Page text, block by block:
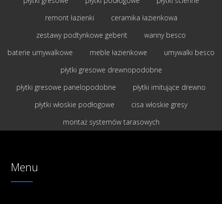
remont łazienki
ceramika łazienkowa
zestawy podtynkowe geberit
wanny besco
baterie umywalkowe
meble łazienkowe
umywalki besco
płytki gresowe drewnopodobne
płytki gresowe panelopodobne
płytki imitujące drewno
płytki włoskie podłogowe
cisa włoskie gresy
montaż systemów tarasowych
Menu